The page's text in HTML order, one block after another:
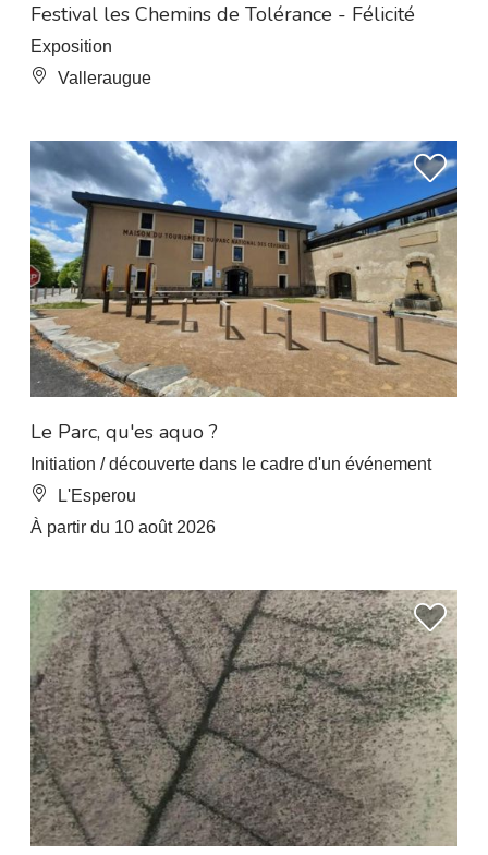
Festival les Chemins de Tolérance - Félicité
Exposition
Valleraugue
Le Parc, qu'es aquo ?
Initiation / découverte dans le cadre d'un événement
L'Esperou
À partir du 10 août 2026